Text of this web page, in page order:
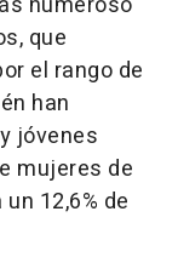
que
el rango de
han
jóvenes
mujeres de
12,6% de